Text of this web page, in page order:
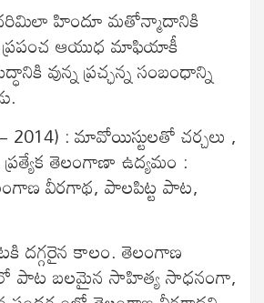
హిందూ మతోన్మాదానికి
ప్రపంచ ఆయుధ మాఫియాకీ
వున్న ప్రచ్ఛన్న సంబంధాన్ని
2014) : మావోయిస్టులతో చర్చలు ,
తెలంగాణా ఉద్యమం :
వీరగాథ, పాలపిట్ట పాట,
దగ్గరైన కాలం. తెలంగాణ
పాట బలమైన సాహిత్య సాధనంగా,